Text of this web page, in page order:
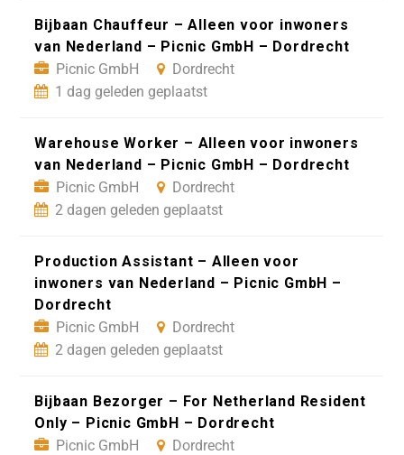
Bijbaan Chauffeur – Alleen voor inwoners
van Nederland – Picnic GmbH – Dordrecht
Picnic GmbH
Dordrecht
1 dag geleden geplaatst
Warehouse Worker – Alleen voor inwoners
van Nederland – Picnic GmbH – Dordrecht
Picnic GmbH
Dordrecht
2 dagen geleden geplaatst
Production Assistant – Alleen voor
inwoners van Nederland – Picnic GmbH –
Dordrecht
Picnic GmbH
Dordrecht
2 dagen geleden geplaatst
Bijbaan Bezorger – For Netherland Resident
Only – Picnic GmbH – Dordrecht
Picnic GmbH
Dordrecht